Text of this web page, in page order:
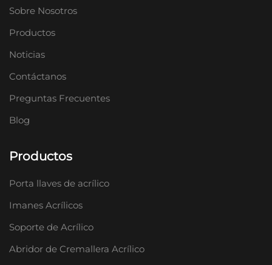
Sobre Nosotros
Productos
Noticias
Contáctanos
Preguntas Frecuentes
Blog
Productos
Porta llaves de acrílico
Imanes Acrílicos
Soporte de Acrílico
Abridor de Cremallera Acrílico